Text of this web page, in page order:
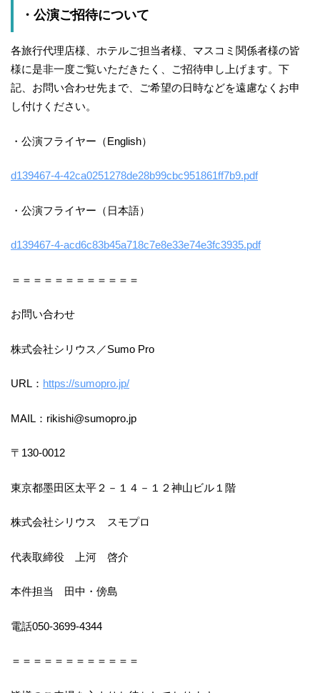
・公演ご招待について
各旅行代理店様、ホテルご担当者様、マスコミ関係者様の皆
様に是非一度ご覧いただきたく、ご招待申し上げます。下
記、お問い合わせ先まで、ご希望の日時などを遠慮なくお申
し付けください。
・公演フライヤー（English）
d139467-4-42ca0251278de28b99cbc951861ff7b9.pdf
・公演フライヤー（日本語）
d139467-4-acd6c83b45a718c7e8e33e74e3fc3935.pdf
＝＝＝＝＝＝＝＝＝＝＝＝
お問い合わせ
株式会社シリウス／Sumo Pro
URL： https://sumopro.jp/
MAIL：rikishi@sumopro.jp
〒130-0012
東京都墨田区太平２－１４－１２神山ビル１階
株式会社シリウス スモプロ
代表取締役 上河 啓介
本件担当 田中・傍島
電話050-3699-4344
＝＝＝＝＝＝＝＝＝＝＝＝